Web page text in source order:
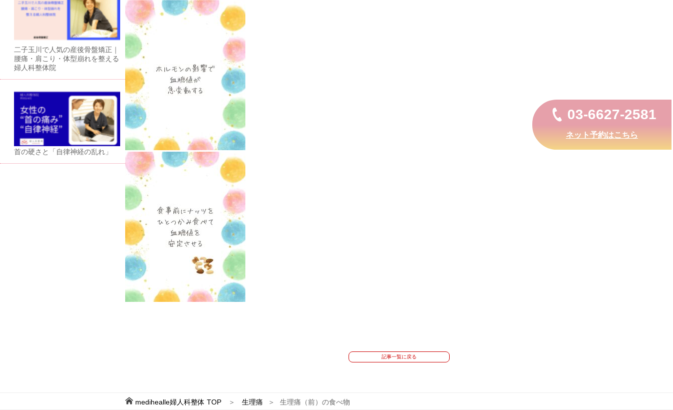
二子玉川で人気の産後骨盤矯正｜
腰痛・肩こり・体型崩れを整える
婦人科整体院
首の硬さと「自律神経の乱れ」
記事一覧に戻る
medihealle婦人科整体 TOP 生理痛 生理痛（前）の食べ物
03-6627-2581
ネット予約はこちら